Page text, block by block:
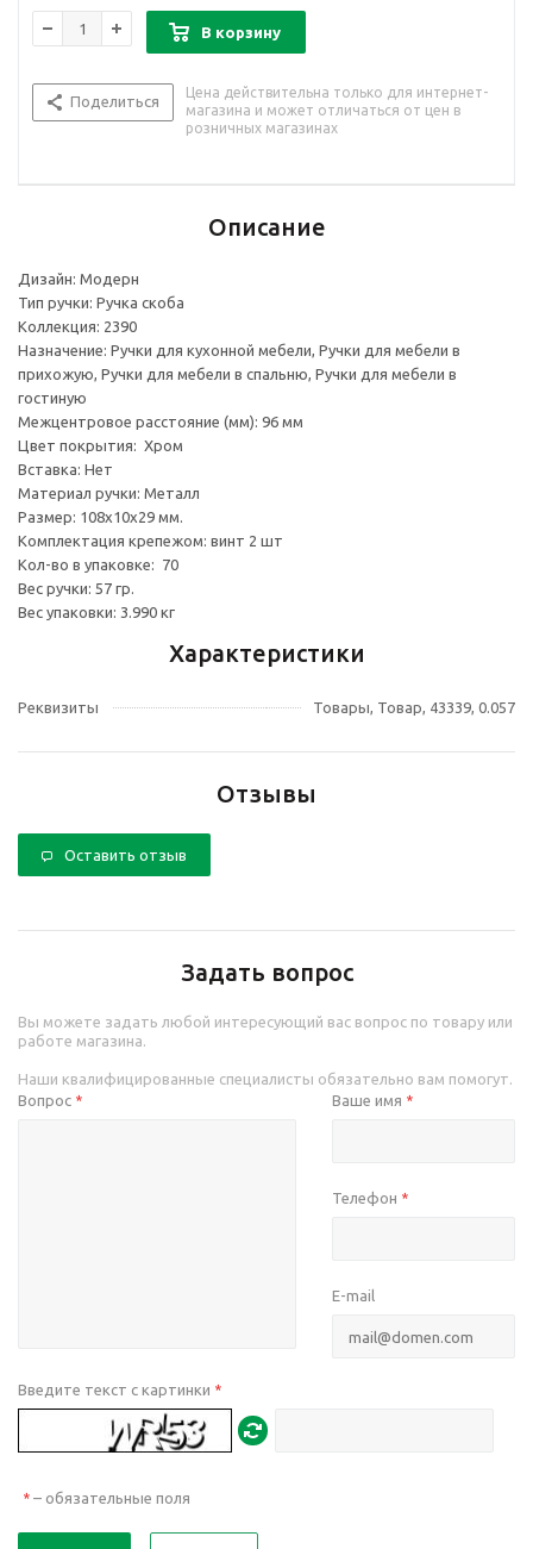
В корзину
Поделиться
Цена действительна только для интернет-
магазина и может отличаться от цен в
розничных магазинах
Описание
Дизайн: Модерн
Тип ручки: Ручка скоба
Коллекция: 2390
Назначение: Ручки для кухонной мебели, Ручки для мебели в
прихожую, Ручки для мебели в спальню, Ручки для мебели в
гостиную
Межцентровое расстояние (мм): 96 мм
Цвет покрытия: Хром
Вставка: Нет
Материал ручки: Металл
Размер: 108х10х29 мм.
Комплектация крепежом: винт 2 шт
Кол-во в упаковке: 70
Вес ручки: 57 гр.
Вес упаковки: 3.990 кг
Характеристики
Реквизиты Товары, Товар, 43339, 0.057
Отзывы
Оставить отзыв
Задать вопрос
Вы можете задать любой интересующий вас вопрос по товару или
работе магазина.
Наши квалифицированные специалисты обязательно вам помогут.
Вопрос * Ваше имя *
Телефон *
E-mail
Введите текст с картинки *
* – обязательные поля